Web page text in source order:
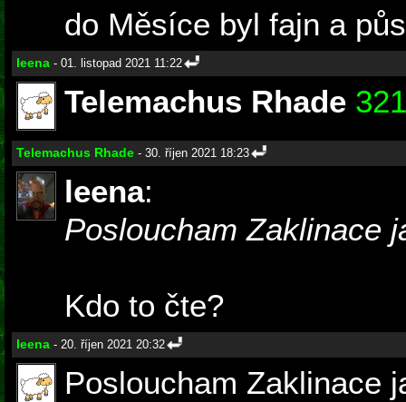
do Měsíce byl fajn a
leena - 01. listopad 2021 11:22
Telemachus Rhade
Telemachus Rhade - 30. říjen 2021 18:23
leena:
Posloucham Zaklinace
Kdo to čte?
leena - 20. říjen 2021 20:32
Posloucham Zaklinace